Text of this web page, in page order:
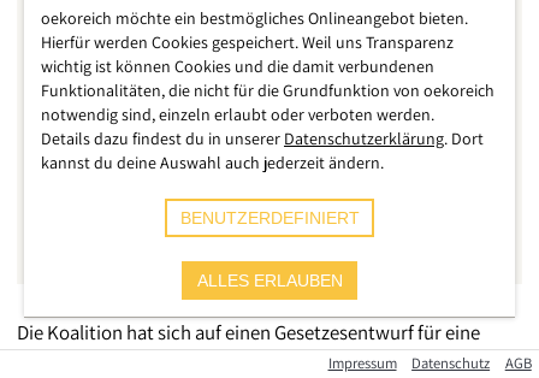
Die Koalition hat sich auf einen Gesetzesentwurf für eine
Übergangsfrist beim Verbot von Vollspaltenböden in der
Impressum Datenschutz AGB
oekoreich möchte ein bestmögliches Onlineangebot bieten.
Hierfür werden Cookies gespeichert. Weil uns Transparenz
wichtig ist können Cookies und die damit verbundenen
Funktionalitäten, die nicht für die Grundfunktion von oekoreich
notwendig sind, einzeln erlaubt oder verboten werden.
Details dazu findest du in unserer Datenschutzerklärung. Dort
kannst du deine Auswahl auch jederzeit ändern.
BENUTZERDEFINIERT
ALLES ERLAUBEN